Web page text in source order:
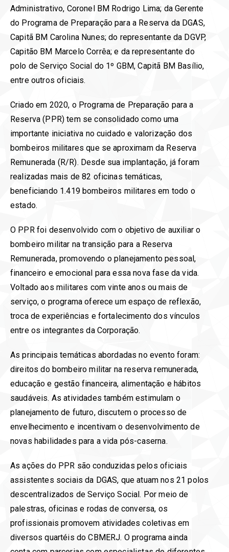
Administrativo, Coronel BM Rodrigo Lima; da Gerente
do Programa de Preparação para a Reserva da DGAS,
Capitã BM Carolina Nunes; do representante da DGVP,
Capitão BM Marcelo Corrêa; e da representante do
polo de Serviço Social do 1º GBM, Capitã BM Basílio,
entre outros oficiais.
Criado em 2020, o Programa de Preparação para a
Reserva (PPR) tem se consolidado como uma
importante iniciativa no cuidado e valorização dos
bombeiros militares que se aproximam da Reserva
Remunerada (R/R). Desde sua implantação, já foram
realizadas mais de 82 oficinas temáticas,
beneficiando 1.419 bombeiros militares em todo o
estado.
O PPR foi desenvolvido com o objetivo de auxiliar o
bombeiro militar na transição para a Reserva
Remunerada, promovendo o planejamento pessoal,
financeiro e emocional para essa nova fase da vida.
Voltado aos militares com vinte anos ou mais de
serviço, o programa oferece um espaço de reflexão,
troca de experiências e fortalecimento dos vínculos
entre os integrantes da Corporação.
As principais temáticas abordadas no evento foram:
direitos do bombeiro militar na reserva remunerada,
educação e gestão financeira, alimentação e hábitos
saudáveis. As atividades também estimulam o
planejamento de futuro, discutem o processo de
envelhecimento e incentivam o desenvolvimento de
novas habilidades para a vida pós-caserna.
As ações do PPR são conduzidas pelos oficiais
assistentes sociais da DGAS, que atuam nos 21 polos
descentralizados de Serviço Social. Por meio de
palestras, oficinas e rodas de conversa, os
profissionais promovem atividades coletivas em
diversos quartéis do CBMERJ. O programa ainda